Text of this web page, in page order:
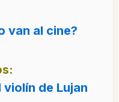
van al cine?
de Lujan